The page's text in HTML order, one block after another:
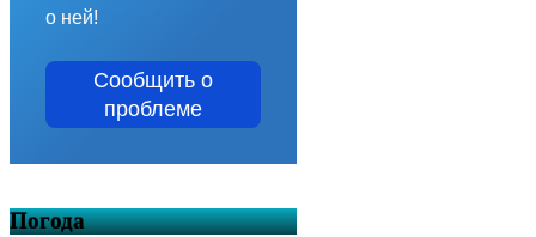
о ней!
Сообщить о
проблеме
Погода